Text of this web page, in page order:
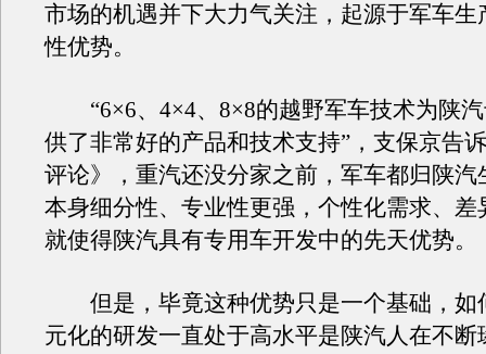
市场的机遇并下大力气关注，起源于军车生
性优势。
“6×6、4×4、8×8的越野军车技术为陕汽
供了非常好的产品和技术支持”，支保京告
评论》，重汽还没分家之前，军车都归陕汽
本身细分性、专业性更强，个性化需求、差
就使得陕汽具有专用车开发中的先天优势。
但是，毕竟这种优势只是一个基础，如
元化的研发一直处于高水平是陕汽人在不断